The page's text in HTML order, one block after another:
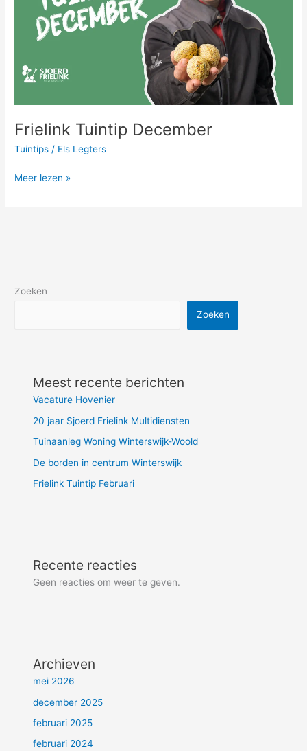
Frielink Tuintip December
Tuintips / Els Legters
Meer lezen »
Zoeken
Zoeken
Meest recente berichten
Vacature Hovenier
20 jaar Sjoerd Frielink Multidiensten
Tuinaanleg Woning Winterswijk-Woold
De borden in centrum Winterswijk
Frielink Tuintip Februari
Recente reacties
Geen reacties om weer te geven.
Archieven
mei 2026
december 2025
februari 2025
februari 2024